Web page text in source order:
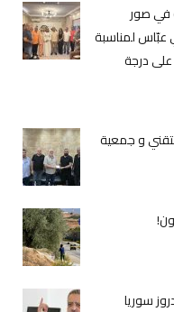
في صور
عبّاس لمناسبة
على درجة
و جمعية
سوريا